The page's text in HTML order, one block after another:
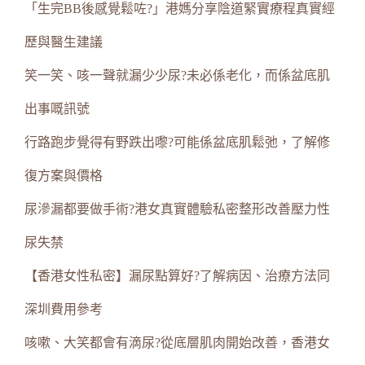
「生完BB後感覺鬆咗?」港媽分享陰道緊實療程真實經
歷與醫生建議
笑一笑、咳一聲就漏少少尿?未必係老化，而係盆底肌
出事嘅訊號
行路跑步覺得有野跌出嚟?可能係盆底肌鬆弛，了解修
復方案與價格
尿滲漏都要做手術?港女真實體驗私密整形改善壓力性
尿失禁
【香港女性私密】漏尿點算好?了解病因、治療方法同
深圳費用參考
咳嗽、大笑都會有滴尿?從底層肌肉開始改善，香港女